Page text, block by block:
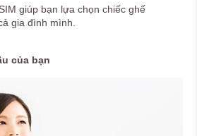
giúp bạn lựa chọn chiếc ghế
gia đình mình.
của bạn